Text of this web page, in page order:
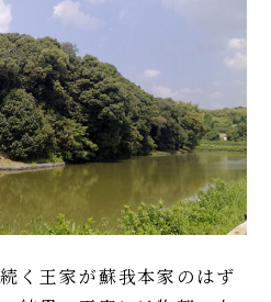
く王家が蘇我本家のはず